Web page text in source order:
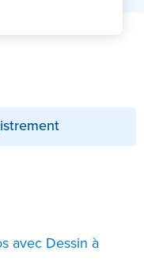
avec Dessin à